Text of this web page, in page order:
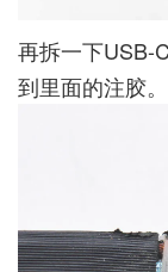
再拆一下USB-
到里面的注胶。